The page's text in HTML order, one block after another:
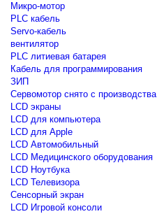
Микро-мотор
PLC кабель
Servo-кабель
вентилятор
PLC литиевая батарея
Кабель для программирования
ЗИП
Сервомотор снято с производства
LCD экраны
LCD для компьютера
LCD для Apple
LCD Автомобильный
LCD Медицинского оборудования
LCD Ноутбука
LCD Телевизора
Сенсорный экран
LCD Игровой консоли